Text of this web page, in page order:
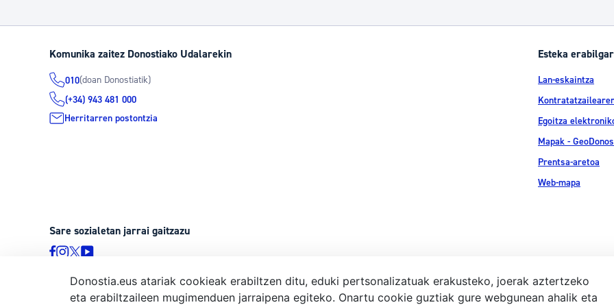
Komunika zaitez Donostiako Udalarekin
010(doan Donostiatik)
(+34) 943 481 000
Herritarren postontzia
Esteka
Lan-eskaintza
Egoitza
Mapak -
Prentsa-aretoa
Web-mapa
Sare sozialetan jarrai gaitzazu
© Donostiako Udala, Ijentea 1, 20003 Donostia Lege-
Donostia.eus atariak cookieak erabiltzen ditu, eduki pertsonalizatuak erakusteko, joerak aztertzeko
eta erabiltzaileen mugimenduen jarraipena egiteko. Onartu cookie guztiak gure webgunean ahalik eta